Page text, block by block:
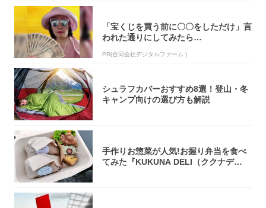
「宝くじを買う前に〇〇をしただけ」言
われた通りにしてみたら…
PR(合同会社デジタルファーム )
シュラフカバーおすすめ8選！登山・冬
キャンプ向けの選び方も解説
手作りお惣菜が人気!お握り弁当を食べ
てみた『KUKUNA DELI（ククナデ